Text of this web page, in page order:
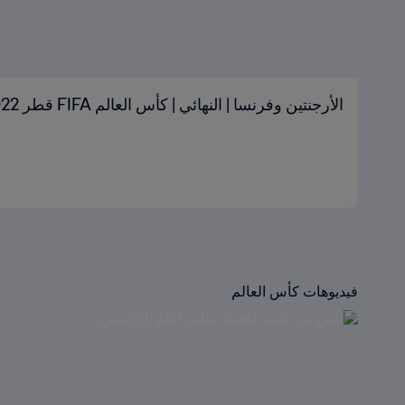
الأرجنتين وفرنسا | النهائي | كأس العالم FIFA قطر 2022™ | الملخص
فيديوهات كأس العالم